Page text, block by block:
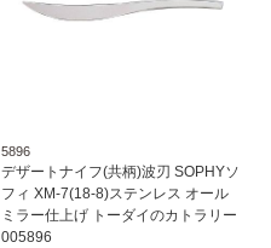
5896
デザートナイフ(共柄)波刃 SOPHYソ
フィ XM-7(18-8)ステンレス オール
ミラー仕上げ トーダイのカトラリー
005896